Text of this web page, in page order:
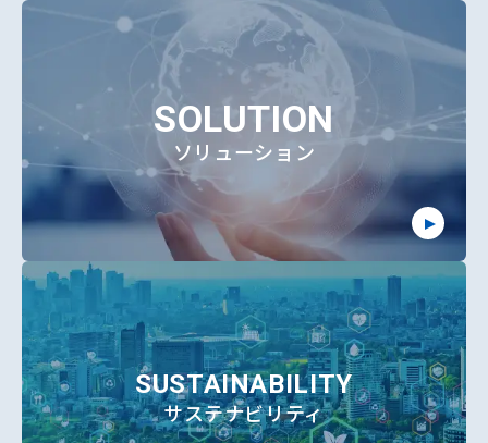
SOLUTION
ソリューション
SUSTAINABILITY
サステナビリティ